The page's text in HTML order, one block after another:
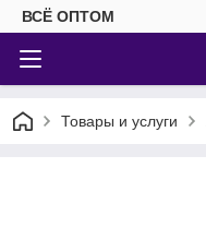
ВСЁ ОПТОМ
Товары и услуги